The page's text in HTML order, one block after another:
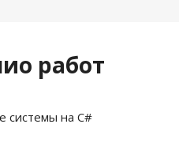
работ
системы на C#